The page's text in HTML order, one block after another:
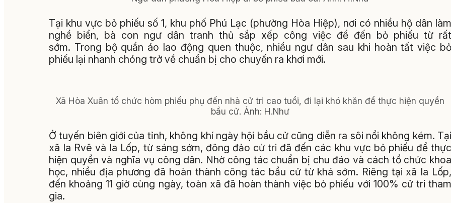
Tại khu vực bỏ phiếu số 1, khu phố Phú Lạc (phường Hòa Hiệp), nơi có nhiều hộ dân làm
nghề biển, bà con ngư dân tranh thủ sắp xếp công việc để đến bỏ phiếu từ rất
sớm. Trong bộ quần áo lao động quen thuộc, nhiều ngư dân sau khi hoàn tất việc bỏ
phiếu lại nhanh chóng trở về chuẩn bị cho chuyến ra khơi mới.
Xã Hòa Xuân tổ chức hòm phiếu phụ đến nhà cử tri cao tuổi, đi lại khó khăn để thực hiện quyền
bầu cử. Ảnh: H.Như
Ở tuyến biên giới của tỉnh, không khí ngày hội bầu cử cũng diễn ra sôi nổi không kém. Tại
xã Ia Rvê và Ia Lốp, từ sáng sớm, đông đảo cử tri đã đến các khu vực bỏ phiếu để thực
hiện quyền và nghĩa vụ công dân. Nhờ công tác chuẩn bị chu đáo và cách tổ chức khoa
học, nhiều địa phương đã hoàn thành công tác bầu cử từ khá sớm. Riêng tại xã Ia Lốp,
đến khoảng 11 giờ cùng ngày, toàn xã đã hoàn thành việc bỏ phiếu với 100% cử tri tham
gia.